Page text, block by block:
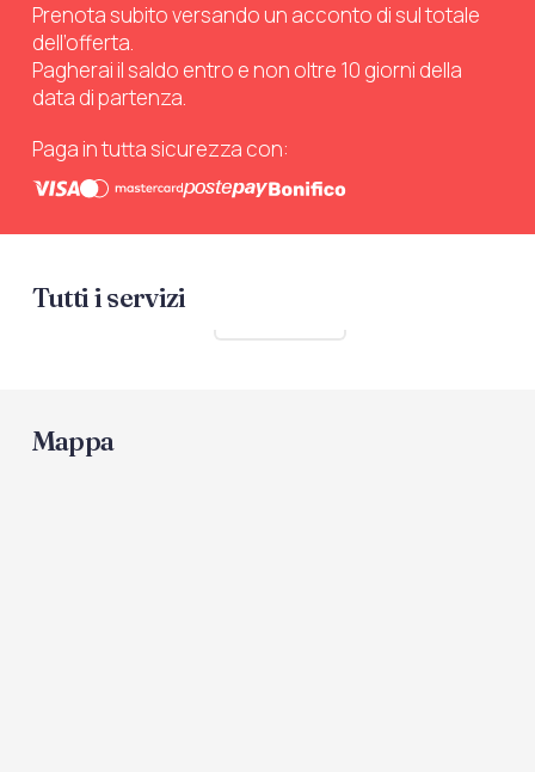
Prenota subito versando un acconto di sul totale
dell’offerta.
Pagherai il saldo entro e non oltre 10 giorni della
data di partenza.
Paga in tutta sicurezza con:
Tutti i servizi
Mappa